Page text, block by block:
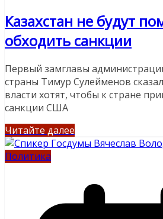
Казахстан не будут
обходить санкции
Первый замглавы
страны Тимур Сулейменов
власти хотят, чтобы к стране
санкции США
Читайте далее
Политика